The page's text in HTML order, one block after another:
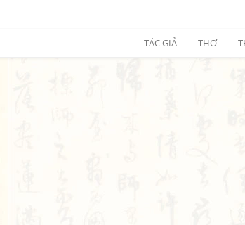
TÁC GIẢ THƠ